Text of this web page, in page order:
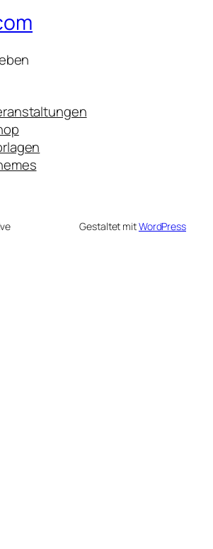
Gestaltet mitWordPress